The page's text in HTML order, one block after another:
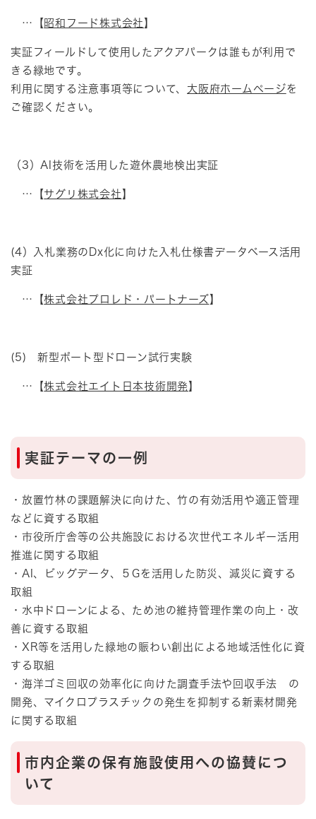
…【 昭和フード株式会社 】
実証フィールドして使用したアクアパークは誰もが利用で
きる緑地です。
利用に関する注意事項等について、 大阪府ホームページを
ご確認ください。
（3）AI技術を活用した遊休農地検出実証
…【 サグリ株式会社 】
(4）入札業務のDx化に向けた入札仕様書データベース活用
実証
…【株式会社プロレド・パートナーズ 】
(5) 新型ボート型ドローン試行実験
…【株式会社エイト日本技術開発 】
実証テーマの一例
・放置竹林の課題解決に向けた、竹の有効活用や適正管理
などに資する取組
・市役所庁舎等の公共施設における次世代エネルギー活用
推進に関する取組
・AI、ビッグデータ、５Gを活用した防災、減災に資する
取組
・水中ドローンによる、ため池の維持管理作業の向上・改
善に資する取組
・XR等を活用した緑地の賑わい創出による地域活性化に資
する取組
・海洋ゴミ回収の効率化に向けた調査手法や回収手法 の
開発、マイクロプラスチックの発生を抑制する新素材開発
に関する取組
市内企業の保有施設使用への協賛につ
いて